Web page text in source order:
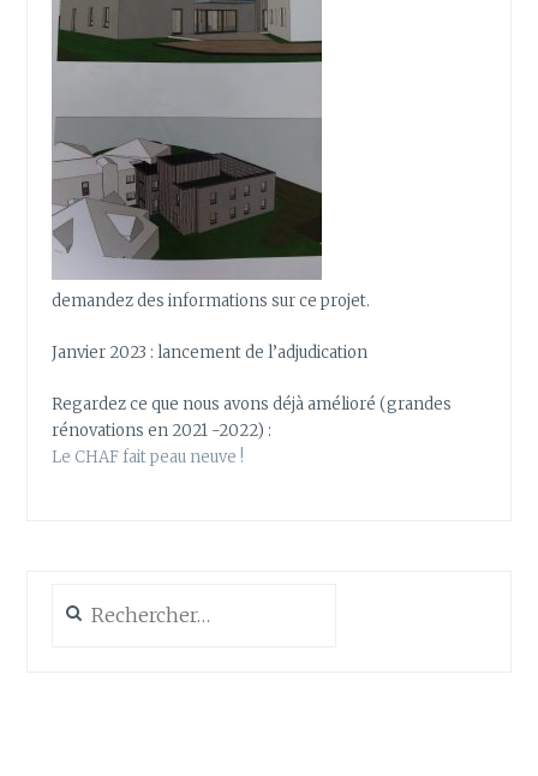
demandez des informations sur ce projet.
Janvier 2023 : lancement de l’adjudication
Regardez ce que nous avons déjà amélioré (grandes
rénovations en 2021 -2022) :
Le CHAF fait peau neuve !